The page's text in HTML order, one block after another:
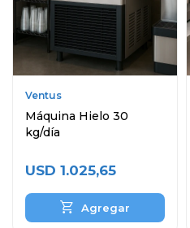
Ventus
Máquina Hielo 30
kg/día
USD 1.025,65